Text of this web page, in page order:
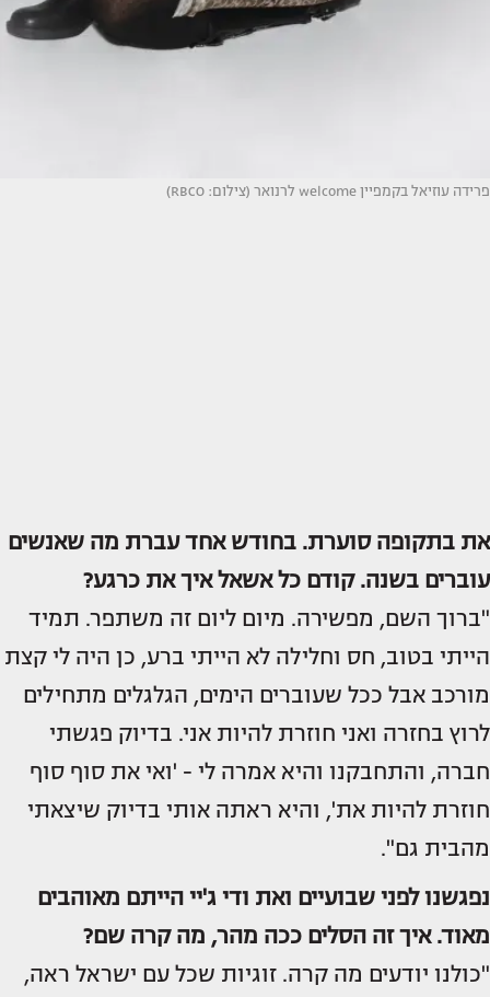
פרידה עוזיאל בקמפיין welcome לרנואר (צילום: RBCO)
את בתקופה סוערת. בחודש אחד עברת מה שאנשים
עוברים בשנה. קודם כל אשאל איך את כרגע?
"ברוך השם, מפשירה. מיום ליום זה משתפר. תמיד
הייתי בטוב, חס וחלילה לא הייתי ברע, כן היה לי קצת
מורכב אבל ככל שעוברים הימים, הגלגלים מתחילים
לרוץ בחזרה ואני חוזרת להיות אני. בדיוק פגשתי
חברה, והתחבקנו והיא אמרה לי - 'ואי את סוף סוף
חוזרת להיות את', והיא ראתה אותי בדיוק שיצאתי
מהבית גם".
נפגשנו לפני שבועיים ואת ודי ג'יי הייתם מאוהבים
מאוד.איך זה הסלים ככה מהר, מה קרה שם?
"כולנו יודעים מה קרה. זוגיות שכל עם ישראל ראה,